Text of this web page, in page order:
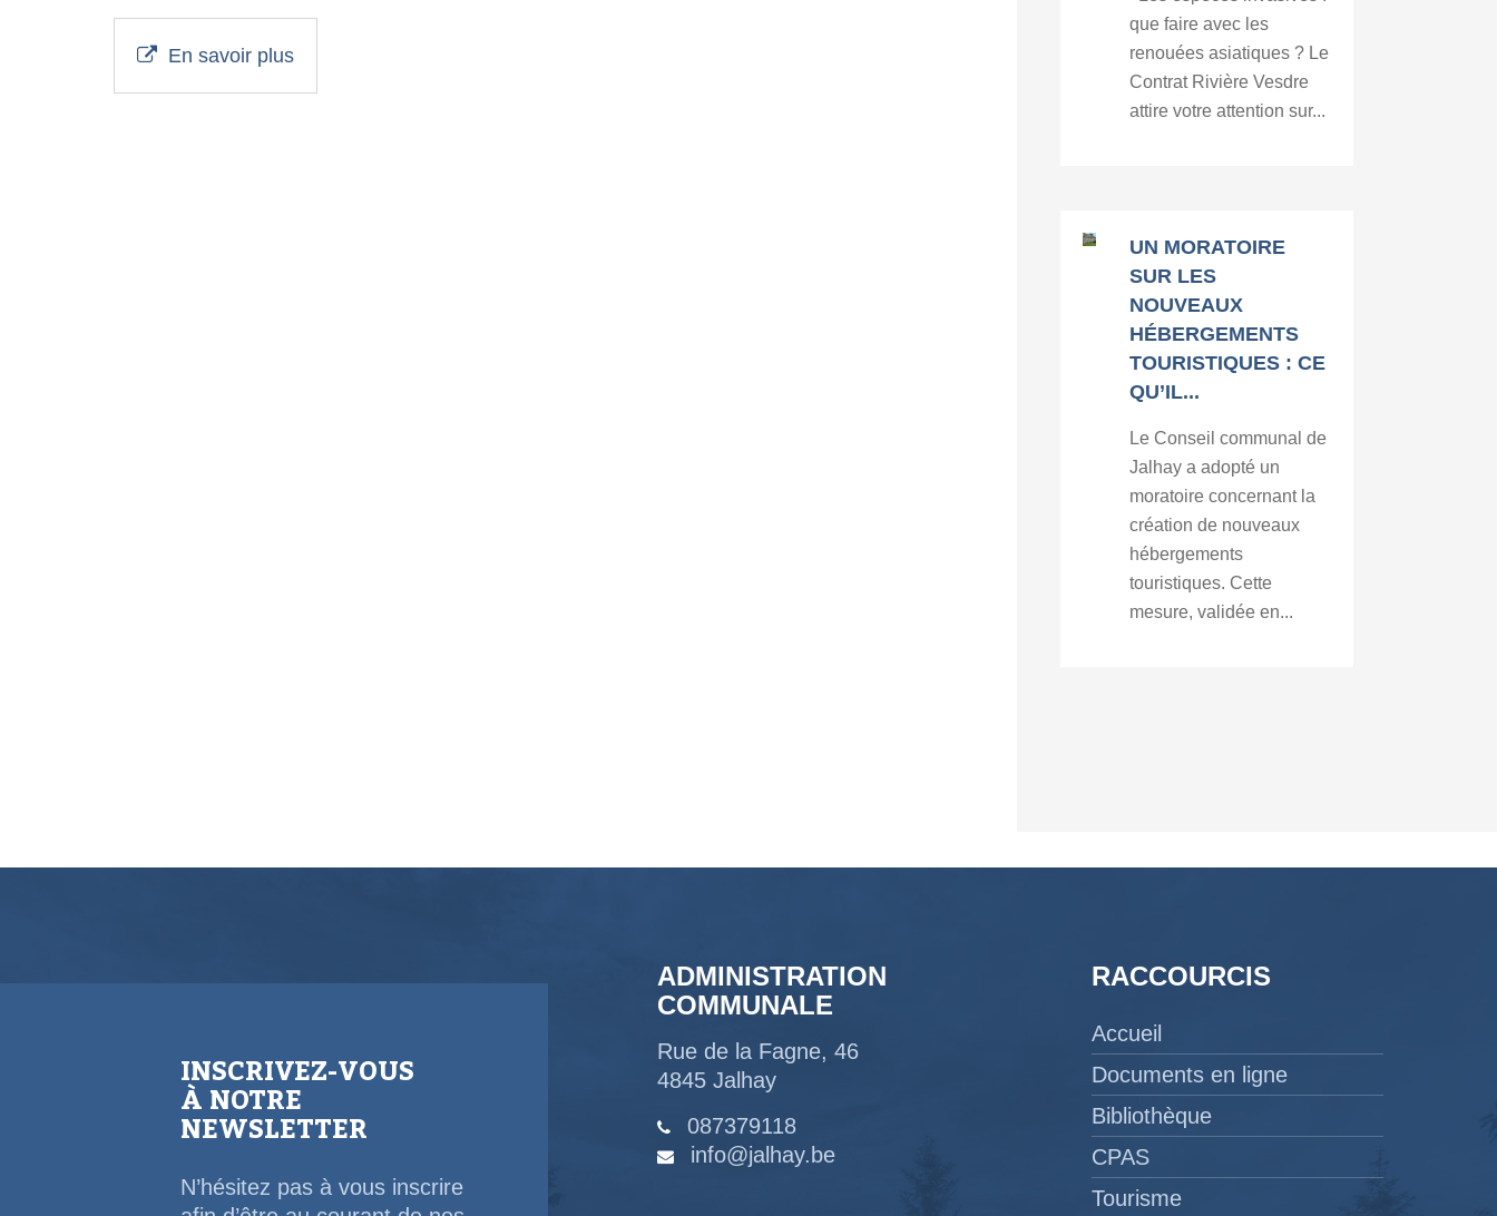
En savoir plus
que faire avec les
renouées asiatiques ? Le
Contrat Rivière Vesdre
attire votre attention sur...
UN MORATOIRE
SUR LES
NOUVEAUX
HÉBERGEMENTS
TOURISTIQUES : CE
QU’IL...
Le Conseil communal de
Jalhay a adopté un
moratoire concernant la
création de nouveaux
hébergements
touristiques. Cette
mesure, validée en...
INSCRIVEZ-VOUS
À NOTRE
NEWSLETTER
N’hésitez pas à vous inscrire
ADMINISTRATION
COMMUNALE
Rue de la Fagne, 46
4845 Jalhay
087379118
info@jalhay.be
RACCOURCIS
Accueil
Documents en ligne
Bibliothèque
CPAS
Tourisme